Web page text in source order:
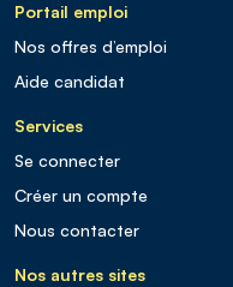
Portail emploi
Nos offres d’emploi
Aide candidat
Services
Se connecter
Créer un compte
Nous contacter
Nos autres sites